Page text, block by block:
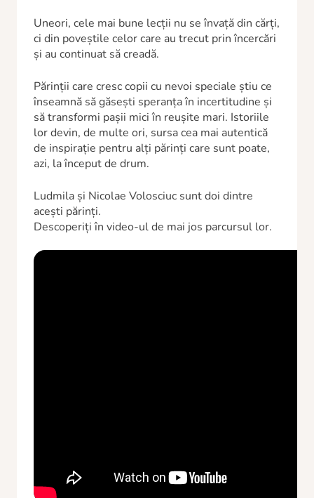
Uneori, cele mai bune lecții nu se învață din cărți,
ci din poveștile celor care au trecut prin încercări
și au continuat să creadă.
Părinții care cresc copii cu nevoi speciale știu ce
înseamnă să găsești speranța în incertitudine și
să transformi pașii mici în reușite mari. Istoriile
lor devin, de multe ori, sursa cea mai autentică
de inspirație pentru alți părinți care sunt poate,
azi, la început de drum.
Ludmila și Nicolae Volosciuc sunt doi dintre
acești părinți.
Descoperiți în video-ul de mai jos parcursul lor.